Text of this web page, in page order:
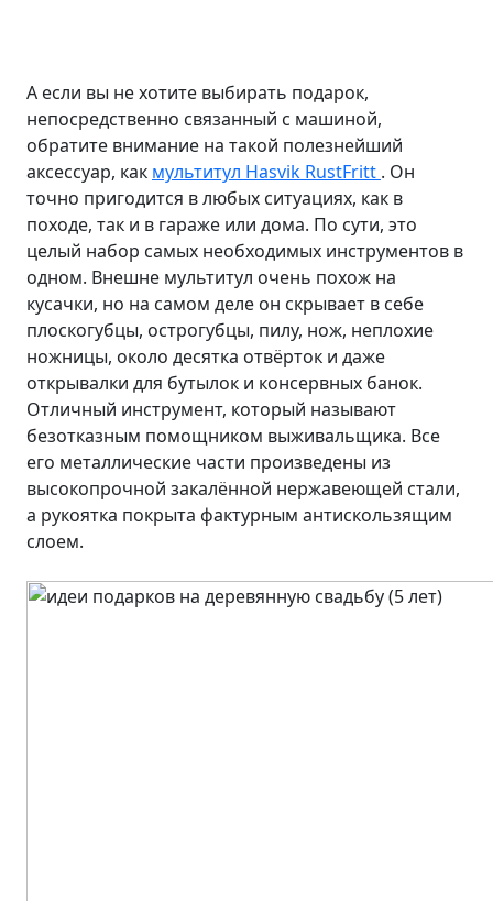
А если вы не хотите выбирать подарок,
непосредственно связанный с машиной,
обратите внимание на такой полезнейший
аксессуар, как мультитул Hasvik RustFritt . Он
точно пригодится в любых ситуациях, как в
походе, так и в гараже или дома. По сути, это
целый набор самых необходимых инструментов в
одном. Внешне мультитул очень похож на
кусачки, но на самом деле он скрывает в себе
плоскогубцы, острогубцы, пилу, нож, неплохие
ножницы, около десятка отвёрток и даже
открывалки для бутылок и консервных банок.
Отличный инструмент, который называют
безотказным помощником выживальщика. Все
его металлические части произведены из
высокопрочной закалённой нержавеющей стали,
а рукоятка покрыта фактурным антискользящим
слоем.